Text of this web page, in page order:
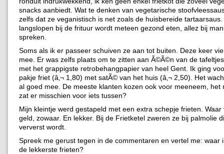
snacks aanbiedt. Wat te denken van vegetarische
zelfs dat ze veganistisch is net zoals de huisbereide tartaarsaus.
langslopen bij de frituur wordt meteen gezond eten, allez bij
spreken.
Soms als ik er passeer schuiven ze aan tot buiten. Deze keer
mee. Er was zelfs plaats om te zitten aan Ã©Ã©n van de
met het grappigste retrobehangpapier van heel Gent. Ik ging
pakje friet (â‚¬ 1,80) met satÃ© van het huis (â‚¬ 2,50). Het
al goed mee. De meeste klanten kozen ook voor meeneem, het
zat er misschien voor iets tussen?
Mijn kleintje werd gestapeld met een extra schepje frieten. Waar
geld, zowaar. En lekker. Bij de Frietketel zweren ze bij palmolie
ververst wordt.
Spreek me gerust tegen in de commentaren en vertel me: waar
de lekkerste frieten?